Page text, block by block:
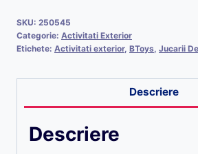
SKU: 250545
Categorie: Activitati Exterior
Etichete: Activitati exterior, BToys Jucarii
Descriere
Descriere